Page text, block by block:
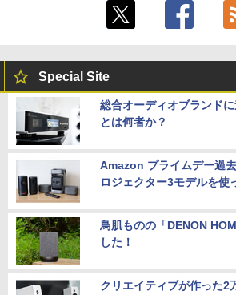
Special Site
総合オーディオブランド
とは何者か？
Amazon プライムデー過
ロジェクター3モデルを使
鳥肌ものの「DENON
した！
クリエイティブが作った2